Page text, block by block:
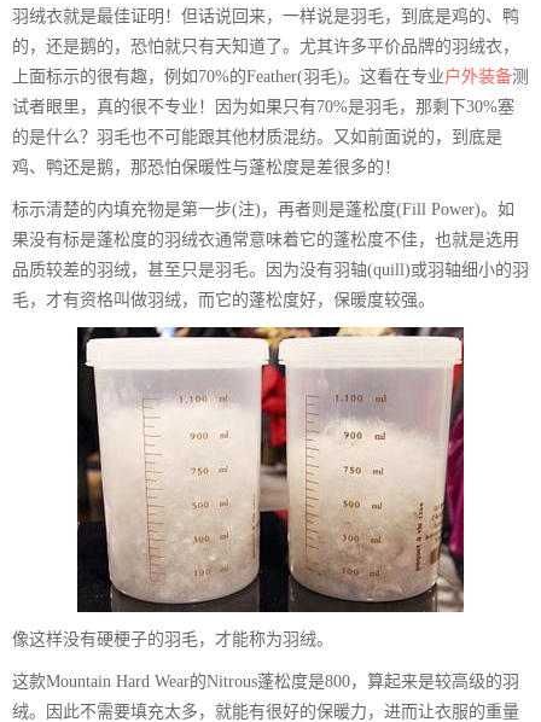
羽绒衣就是最佳证明！但话说回来，一样说是羽毛，到底是鸡的、鸭
的，还是鹅的，恐怕就只有天知道了。尤其许多平价品牌的羽绒衣，
上面标示的很有趣，例如70%的Feather(羽毛)。这看在专业户外装备测
试者眼里，真的很不专业！因为如果只有70%是羽毛，那剩下30%塞
的是什么？羽毛也不可能跟其他材质混纺。又如前面说的，到底是
鸡、鸭还是鹅，那恐怕保暖性与蓬松度是差很多的！
标示清楚的内填充物是第一步(注)，再者则是蓬松度(Fill Power)。如
果没有标是蓬松度的羽绒衣通常意味着它的蓬松度不佳，也就是选用
品质较差的羽绒，甚至只是羽毛。因为没有羽轴(quill)或羽轴细小的羽
毛，才有资格叫做羽绒，而它的蓬松度好，保暖度较强。
像这样没有硬梗子的羽毛，才能称为羽绒。
这款Mountain Hard Wear的Nitrous蓬松度是800，算起来是较高级的羽
绒。因此不需要填充太多，就能有很好的保暖力，进而让衣服的重量